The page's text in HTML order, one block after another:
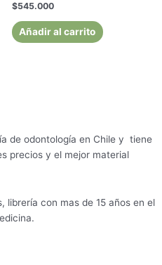
$545.000
Añadir al carrito
de odontología en Chile y tiene
precios y el mejor material
librería con mas de 15 años en el